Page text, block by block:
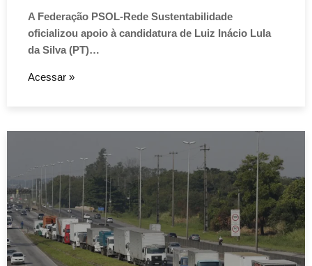
A Federação PSOL-Rede Sustentabilidade
oficializou apoio à candidatura de Luiz Inácio Lula
da Silva (PT)…
Acessar »